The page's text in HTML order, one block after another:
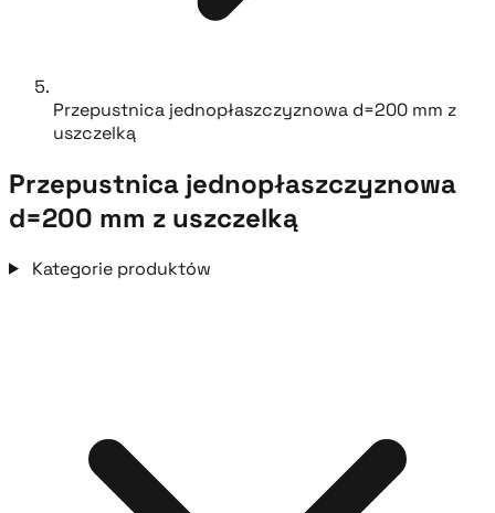
Przepustnica jednopłaszczyznowa d=200 mm z
uszczelką
Przepustnica jednopłaszczyznowa
d=200 mm z uszczelką
Kategorie produktów